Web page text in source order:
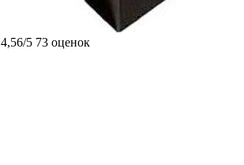
4,56/5 73 оценок